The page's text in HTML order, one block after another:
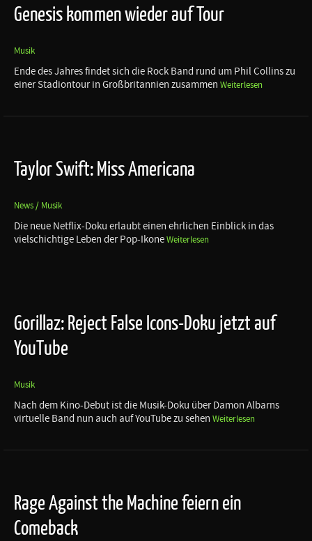
Genesis kommen wieder auf Tour
Musik
Ende des Jahres findet sich die Rock Band rund um Phil Collins zu
einer Stadiontour in Großbritannien zusammen Weiterlesen
Taylor Swift: Miss Americana
News / Musik
Die neue Netflix-Doku erlaubt einen ehrlichen Einblick in das
vielschichtige Leben der Pop-IkoneWeiterlesen
Gorillaz: Reject False Icons-Doku jetzt auf
YouTube
Musik
Nach dem Kino-Debut ist die Musik-Doku über Damon Albarns
virtuelle Band nun auch auf YouTube zu sehen Weiterlesen
Rage Against the Machine feiern ein
Comeback